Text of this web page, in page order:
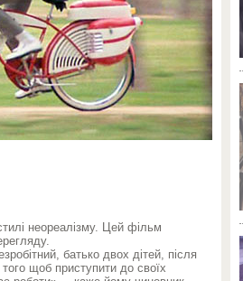
неореалізму. Цей фільм
батько двох дітей, після
щоб приступити до своїх